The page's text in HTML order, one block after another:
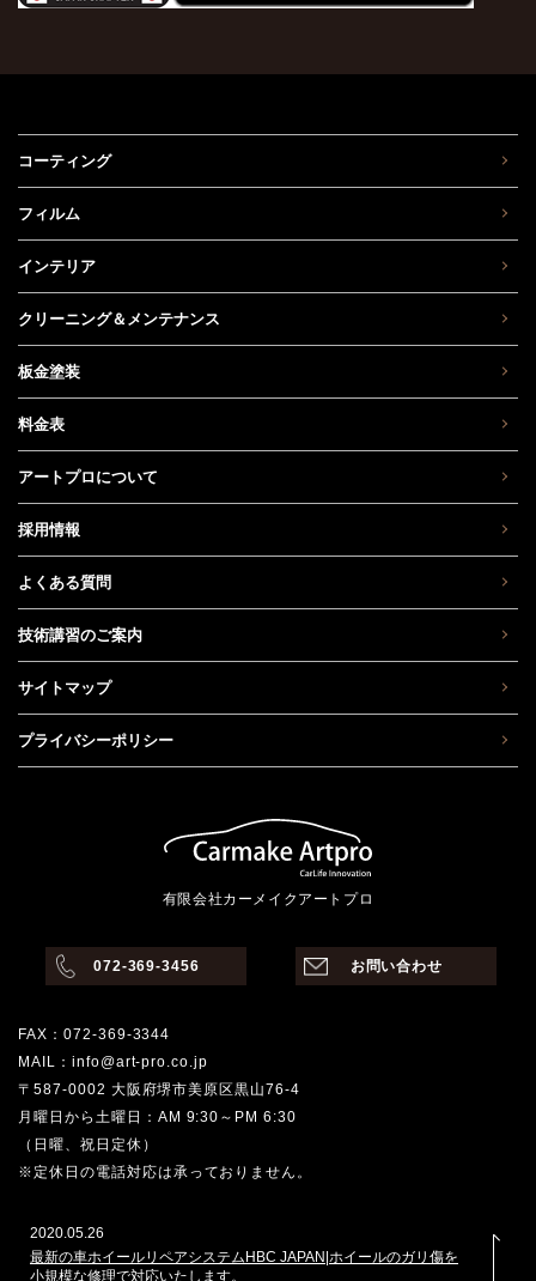
コーティング
フィルム
インテリア
クリーニング＆メンテナンス
板金塗装
料金表
アートプロについて
採用情報
よくある質問
技術講習のご案内
サイトマップ
プライバシーポリシー
有限会社カーメイクアートプロ
072-369-3456 お問い合わせ
FAX：072-369-3344
MAIL：info@art-pro.co.jp
〒587-0002 大阪府堺市美原区黒山76-4
月曜日から土曜日：AM 9:30～PM 6:30
（日曜、祝日定休）
※定休日の電話対応は承っておりません。
2020.05.26
最新の車ホイールリペアシステムHBC JAPAN|ホイールのガリ傷を
小規模な修理で対応いたします。